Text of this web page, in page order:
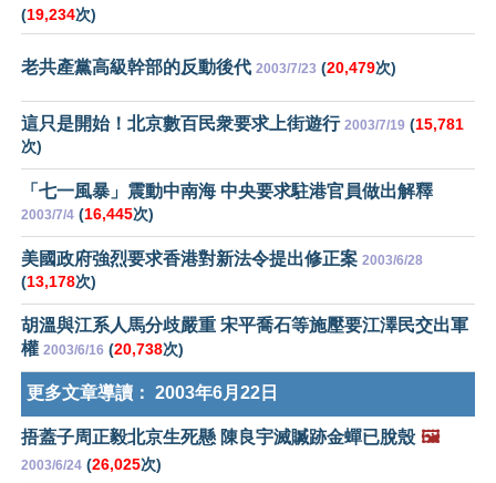
(19,234次)
老共產黨高級幹部的反動後代 2003/7/23 (20,479次)
這只是開始！北京數百民衆要求上街遊行 2003/7/19 (15,781
次)
「七一風暴」震動中南海 中央要求駐港官員做出解釋
2003/7/4 (16,445次)
美國政府強烈要求香港對新法令提出修正案 2003/6/28
(13,178次)
胡溫與江系人馬分歧嚴重 宋平喬石等施壓要江澤民交出軍
權 2003/6/16 (20,738次)
更多文章導讀： 2003年6月22日
捂蓋子周正毅北京生死懸 陳良宇滅贓跡金蟬已脫殼 🖼️
2003/6/24 (26,025次)